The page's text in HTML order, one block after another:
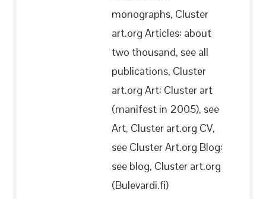
monographs, Cluster
art.org Articles: about
two thousand, see all
publications, Cluster
art.org Art: Cluster art
(manifest in 2005), see
Art, Cluster art.org CV,
see Cluster Art.org Blog:
see blog, Cluster art.org
(Bulevardi.fi)